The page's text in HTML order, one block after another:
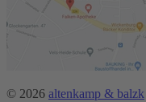
© 2026 altenkamp & balzk